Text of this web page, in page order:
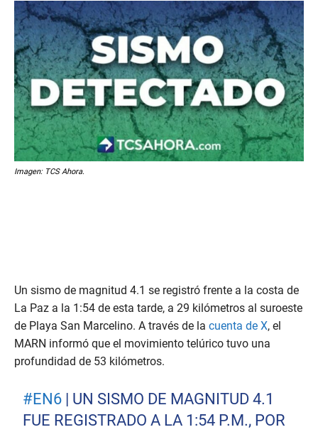
Imagen: TCS Ahora.
Un sismo de magnitud 4.1 se registró frente a la costa de
La Paz a la 1:54 de esta tarde, a 29 kilómetros al suroeste
de Playa San Marcelino. A través de la cuenta de X, el
MARN informó que el movimiento telúrico tuvo una
profundidad de 53 kilómetros.
#EN6 | UN SISMO DE MAGNITUD 4.1
FUE REGISTRADO A LA 1:54 P.M., POR